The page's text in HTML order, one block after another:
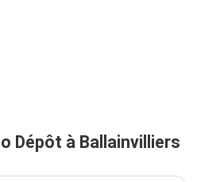
Dépôt à Ballainvilliers